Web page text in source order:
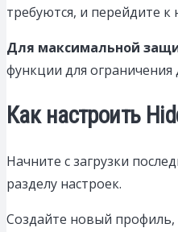
требуются, и перейдите
Для максимальной
функции для
Как настроить
Начните с загрузки
разделу настроек.
Создайте новый